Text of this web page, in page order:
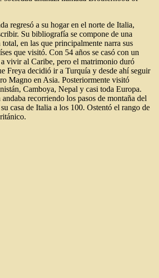
regresó a su hogar en el norte de Italia,
Su bibliografía se compone de una
total, en las que principalmente narra sus
que visitó. Con 54 años se casó con un
vivir al Caribe, pero el matrimonio duró
Freya decidió ir a Turquía y desde ahí seguir
Magno en Asia. Posteriormente visitó
Camboya, Nepal y casi toda Europa.
recorriendo los pasos de montaña del
casa de Italia a los 100. Ostentó el rango de